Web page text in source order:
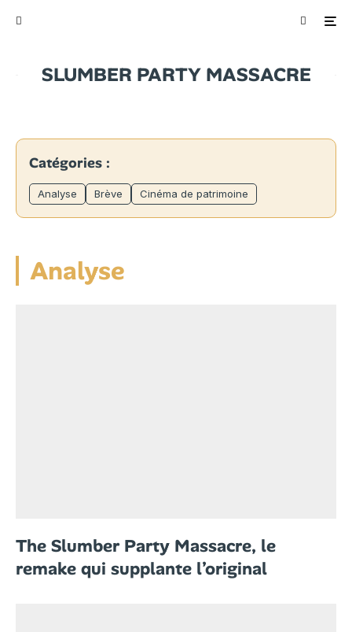
SLUMBER PARTY MASSACRE
Catégories :
Analyse Brève Cinéma de patrimoine
Analyse
The Slumber Party Massacre, le
remake qui supplante l’original